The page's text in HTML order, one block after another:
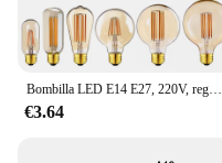
Bombilla LED E14 E27, 220V, regulable, Vintage, T22, 1W, Retro, incandescente, decoración, lámpara de iluminación
€3.64